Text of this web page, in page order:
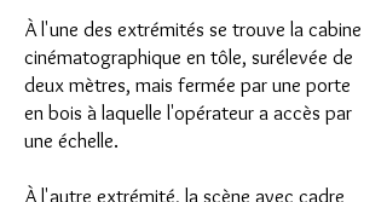
À l'une des extrémités se trouve la cabine
cinématographique en tôle, surélevée de
deux mètres, mais fermée par une porte
en bois à laquelle l'opérateur a accès par
une échelle.
À l'autre extrémité, la scène avec cadre